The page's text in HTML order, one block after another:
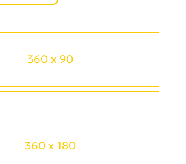
360 x 90
360 x 180